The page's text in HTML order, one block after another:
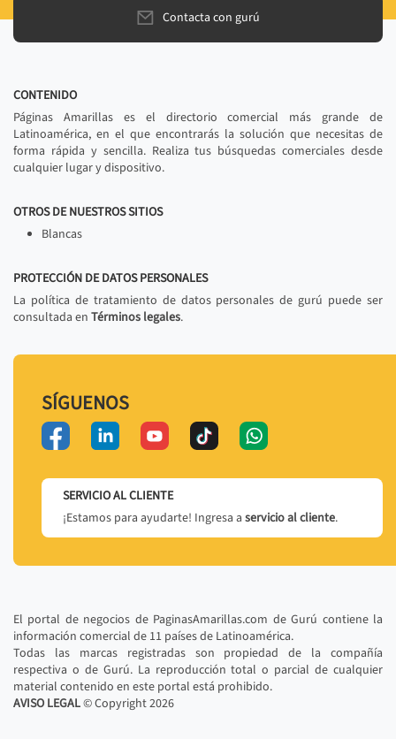
Contacta con gurú
CONTENIDO
Páginas Amarillas es el directorio comercial más grande de
Latinoamérica, en el que encontrarás la solución que necesitas de
forma rápida y sencilla. Realiza tus búsquedas comerciales desde
cualquier lugar y dispositivo.
OTROS DE NUESTROS SITIOS
Blancas
PROTECCIÓN DE DATOS PERSONALES
La política de tratamiento de datos personales de gurú puede ser
consultada en Términos legales.
SÍGUENOS
SERVICIO AL CLIENTE
¡Estamos para ayudarte! Ingresa a servicio al cliente.
El portal de negocios de PaginasAmarillas.com de Gurú contiene la
información comercial de 11 países de Latinoamérica.
Todas las marcas registradas son propiedad de la compañía
respectiva o de Gurú. La reproducción total o parcial de cualquier
material contenido en este portal está prohibido.
AVISO LEGAL© Copyright2026